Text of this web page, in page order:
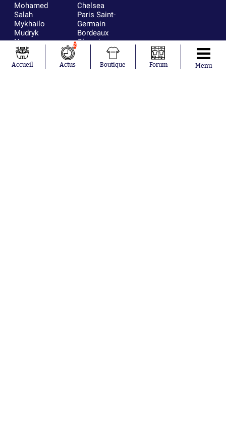
Mohamed
Salah
Mykhailo
Mudryk
Neymar
Khalis Merah
Loïs Openda
Moussa
Chelsea
Paris Saint-
Germain
Bordeaux
Olympique
Real Madrid
Accueil
2
Actus Boutique Forum Menu